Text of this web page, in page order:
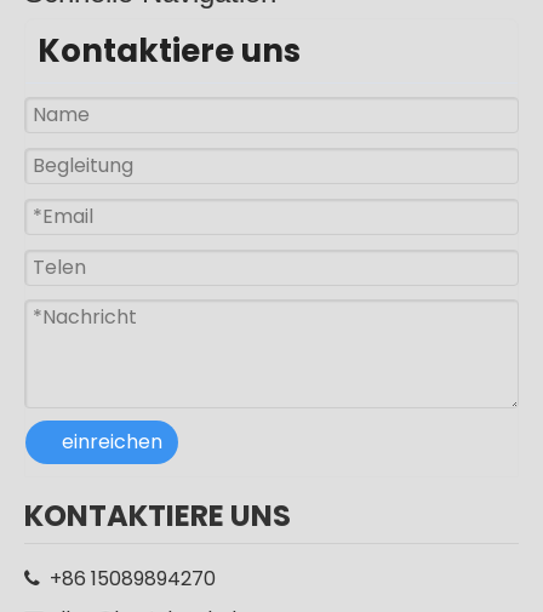
Kontaktiere uns
einreichen
KONTAKTIERE UNS
 +86 15089894270